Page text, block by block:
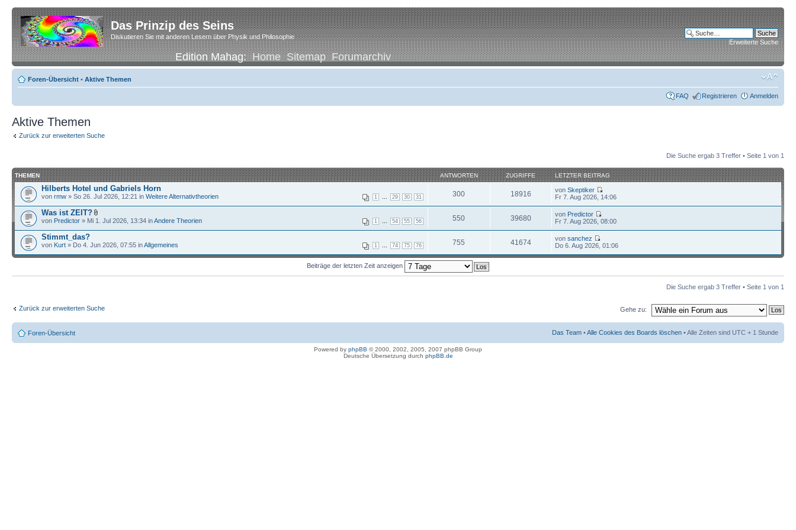
Das Prinzip des Seins
Diskutieren Sie mit anderen Lesern über Physik und Philosophie
Edition Mahag:Home Sitemap Forumarchiv
Erweiterte Suche
Foren-Übersicht • Aktive Themen
FAQ Registrieren Anmelden
Aktive Themen
Zurück zur erweiterten Suche
Die Suche ergab 3 Treffer • Seite 1 von 1
THEMEN ANTWORTEN ZUGRIFFE LETZTER BEITRAG
Hilberts Hotel und Gabriels Horn
1 29 30 31
von rmw » So 26. Jul 2026, 12:21 in Weitere Alternativtheorien 300 18916 vonSkeptiker
Fr 7. Aug 2026, 14:06
Was ist ZEIT?
1 54 55 56
von Predictor » Mi 1. Jul 2026, 13:34 inAndere Theorien 550 39680 von Predictor
Fr 7. Aug 2026, 08:00
Stimmt_das?
1 74 75 76
von Kurt » Do 4. Jun 2026, 07:55 inAllgemeines 755 41674 vonsanchez
Do 6. Aug 2026, 01:06
Beiträge der letzten Zeit anzeigen
Die Suche ergab 3 Treffer • Seite 1 von 1
Zurück zur erweiterten Suche Gehe zu:
Foren-Übersicht Das Team •Alle Cookies des Boards löschen • Alle Zeiten sind UTC + 1 Stunde
Powered by phpBB © 2000, 2002, 2005, 2007 phpBB Group
Deutsche Übersetzung durch phpBB.de